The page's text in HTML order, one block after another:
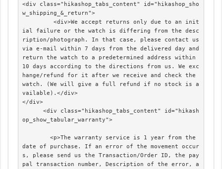
ty. If your watch is not functioning properly by in
itial failure, please contact us within 7 days afte
r the watch is delivered. In that case we will prov
ide exchange/refund /return for free. If we receive
a contact after passing one week from the delivered
day, the initial failure is out of warranty.We can
accept repairing the watches which are out of a war
ranty. However in that case repairing and shipping
charges will be buyer fs responsibility.</p>
</div>
<div class="hikashop_tabs_content" id="hikashop_sho
w_shipping_&_return">
         <div>We accept returns only due to an init
ial failure or the watch is differing from the desc
ription/photograph. In that case, please contact us
via e-mail within 7 days from the delivered day and
return the watch to a predetermined address within
10 days according to the directions from us. We exc
hange/refund for it after we receive and check the
watch. (We will give a full refund if no stock is a
vailable).</div>
</div>
      <div class="hikashop_tabs_content" id="hikash
op_show_tabular_warranty">
        <p>The warranty service is 1 year from the
date of purchase. If an error of the movement occur
s, please send us the Transaction/Order ID, the pay
pal transaction number, Description of the error, a